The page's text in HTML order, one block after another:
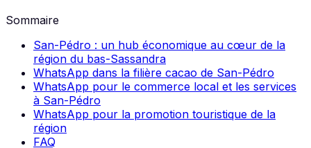
Sommaire
San-Pédro : un hub économique au cœur de la
région du bas-Sassandra
WhatsApp dans la filière cacao de San-Pédro
WhatsApp pour le commerce local et les services
à San-Pédro
WhatsApp pour la promotion touristique de la
région
FAQ